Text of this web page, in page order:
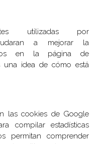
utilizadas por
a mejorar la
en la página de
una idea de cómo está
las cookies de Google
compilar estadísticas
permitan comprender